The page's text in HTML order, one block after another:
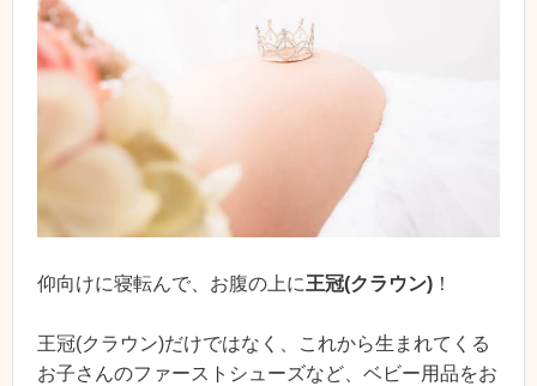
仰向けに寝転んで、お腹の上に王冠(クラウン) ！
王冠(クラウン)だけではなく、これから生まれてくる
お子さんのファーストシューズなど、ベビー用品をお